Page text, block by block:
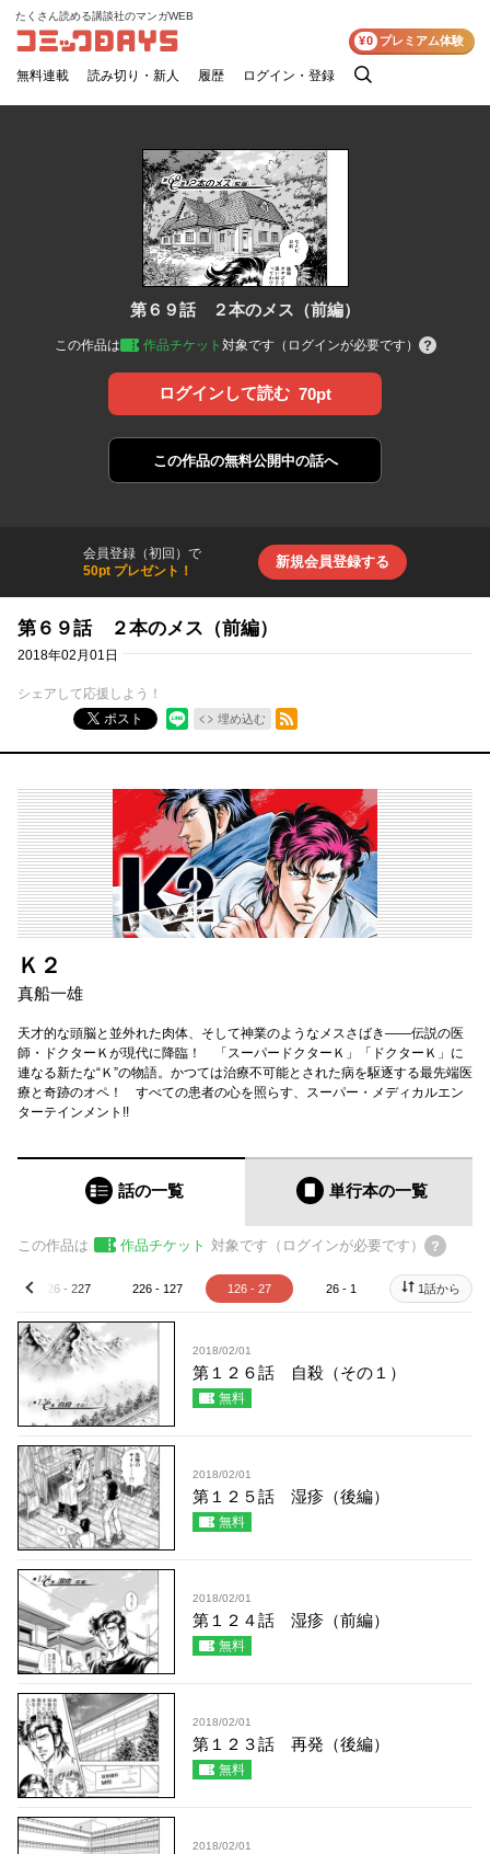
コミックDAYS
たくさん読める講談社のマンガWEB
無料連載 読み切り・新人 履歴 ログイン・登録
検
¥0 プレミアム体験
第６９話 ２本のメス（前編）
この作品は 作品チケット 対象です（ログインが必要です）
ログインして読む 70pt
この作品の無料公開中の話へ
会員登録（初回）で
50pt プレゼント！
新規会員登録する
第６９話 ２本のメス（前編）
2018年02月01日
シェアして応援しよう！
ポスト
埋め込む
RSSフィード
Ｋ２
真船一雄
天才的な頭脳と並外れた肉体、そして神業のようなメスさばき――伝説の医
師・ドクターＫが現代に降臨！ 「スーパードクターＫ」「ドクターＫ」に
連なる新たな“Ｋ”の物語。かつては治療不可能とされた病を駆逐する最先端医
療と奇跡のオペ！ すべての患者の心を照らす、スーパー・メディカルエン
ターテインメント!!
話の一覧 単行本の一覧
この作品は 作品チケット 対象です（ログインが必要です）
326 - 227 226 - 127 126 - 27 26 - 1
prev 1話から
2018/02/01
第１２６話 自殺（その１）
無料
2018/02/01
第１２５話 湿疹（後編）
無料
2018/02/01
第１２４話 湿疹（前編）
無料
2018/02/01
第１２３話 再発（後編）
無料
2018/02/01